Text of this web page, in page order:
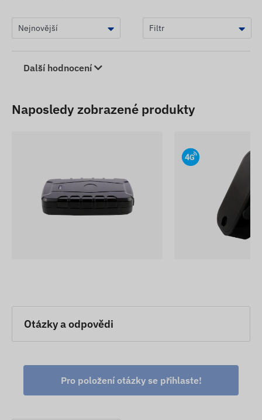
Vypínací napětí: 3,0 V
Důležitá poznámka:
zařízení. Používejte výhradně s odpovídajícím
nabíjecím obvodem pro Li-polymerové baterie!
vycházejí z informací zveřejněných výrobcem,
které nejsou vždy přesné nebo bezchybné.
Výrobce si vyhrazuje právo bez předchozího
upozornění změnit některé parametry nebo balení
produktu – aktualizace údajů souvisejících s
těmito změnami na našich webových stránkách
Další hodnocení
Naposledy zobrazené produkty
Otázky a odpovědi
Pro položení otázky se přihlaste!